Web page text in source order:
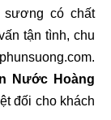
có chất
tận tình, chu
Nước Hoàng
đối cho khách